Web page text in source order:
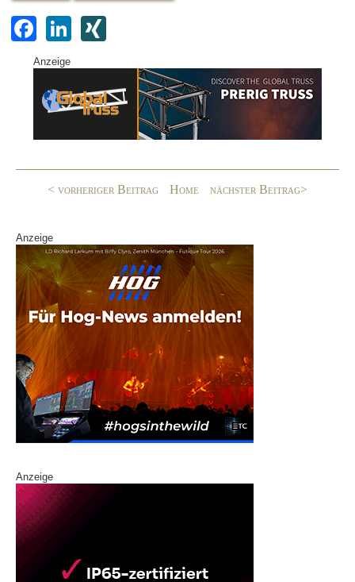
F
a
c
e
o
Li
k
e
G
Anzeige
< vorheriger Beitrag Home nächster Beitrag>
Anzeige
Anzeige